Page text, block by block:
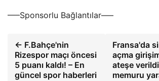
—–Sponsorlu Bağlantılar—–
← F.Bahçe'nin
Rizespor maçı öncesi
5 puanı kaldı! – En
güncel spor haberleri
Fransa'da
açma
ateşe
memuru